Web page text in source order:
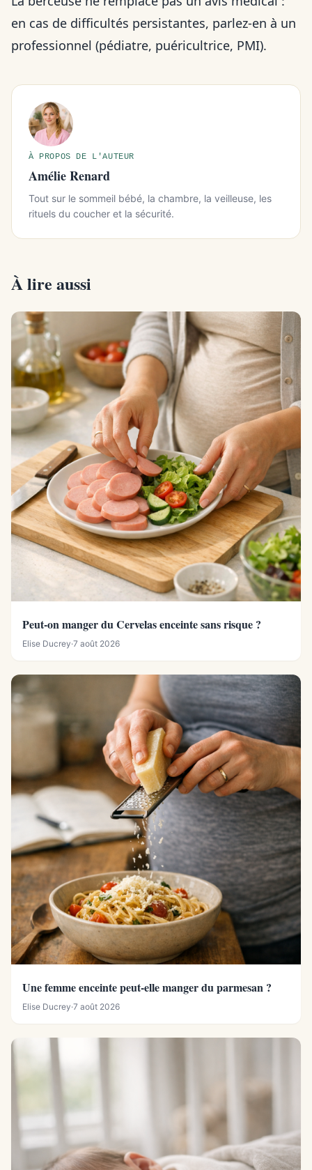
en cas de difficultés persistantes, parlez-en à un
professionnel (pédiatre, puéricultrice, PMI).
À PROPOS DE L'AUTEUR
Amélie Renard
Tout sur le sommeil bébé, la chambre, la veilleuse, les
rituels du coucher et la sécurité.
À lire aussi
Peut-on manger du Cervelas enceinte sans risque ?
Elise Ducrey·7 août 2026
Une femme enceinte peut-elle manger du parmesan ?
Elise Ducrey·7 août 2026